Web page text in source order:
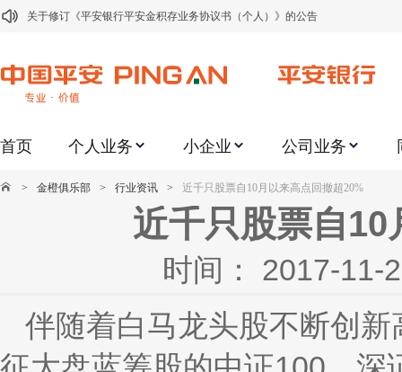
关于修订《平安银行平安金积存业务协议书（个人）》的公告
关于2021年劳动节期间代理贵金属业务风险提示的通知
关于加强代理贵金属业务风险防范的提示
关于进一步加强代理贵金属业务风险防范的提示
关于加强代理贵金属业务风险防范的提示
关于平安银行电子版信用卡更名为平安银行数字信用卡的公告
关于调整存量首套住房贷款利率的公告
首页 个人业务 小企业 公司业务
> 金橙俱乐部 > 行业资讯 > 近千只股票自10月以来高点回撤超20%
近千只股票自10
时间： 2017-11-
伴随着白马龙头股不断创